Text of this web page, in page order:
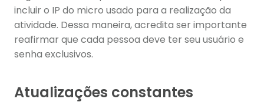
incluir o IP do micro usado para a realização da
atividade. Dessa maneira, acredita ser importante
reafirmar que cada pessoa deve ter seu usuário e
senha exclusivos.
Atualizações constantes